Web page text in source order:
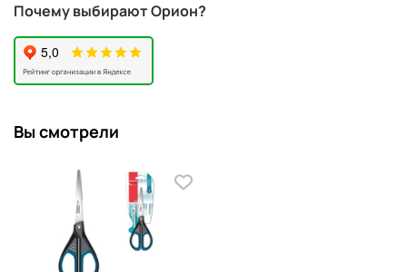
Почему выбирают Орион?
Вы смотрели